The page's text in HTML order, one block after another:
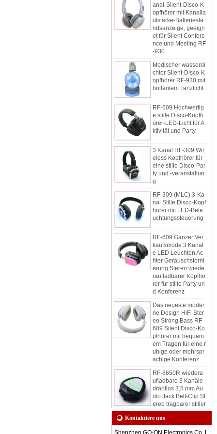
opfhörer mit Kanalla
utstärke-Batteriesta
ndsanzeige, geeign
et für Silent Confere
nce und Meeting RF
-930
Modischer wasserdi
chter Silent-Disco-K
opfhörer RF-930 mit
brillantem Tanzlicht
RF-609 Hochwertig
e stille Disco-Kopfh
örer-LED-Licht für A
ktivität und Party
3 Kanal RF-309 Wir
eless Kopfhörer für
eine stille Disco-Par
ty und -veranstaltun
g
RF-309 (MLC) 3-Ka
nal Stille Disco-Kopf
hörer mit LED-Bele
uchtungssteuerung
RF-609 Ganzer Ver
kaufsmode 3 Kanäl
e LED Leuchten Ac
hter Geräuschstorni
erung Stereo wiede
raufladbarer Kopfhö
rer für stille Party un
d Konferenz
Das neueste moder
ne Design HiFi Ster
eo Strong Bass RF-
609 Silent Disco-Ko
pfhörer mit bequem
em Tragen für eine r
uhige oder mehrspr
achige Konferenz
RF-8650R wiedera
ufladbare 3 Kanäle
drahtlos 3,5 mm Au
dio Jack Belt-Clip St
ereo tragbarer stiller
Disco-Empfänger fü
r ruhige Ereignisse
und Party
Kontaktiere uns
Shenzhen GO-ON Electronics Co. L